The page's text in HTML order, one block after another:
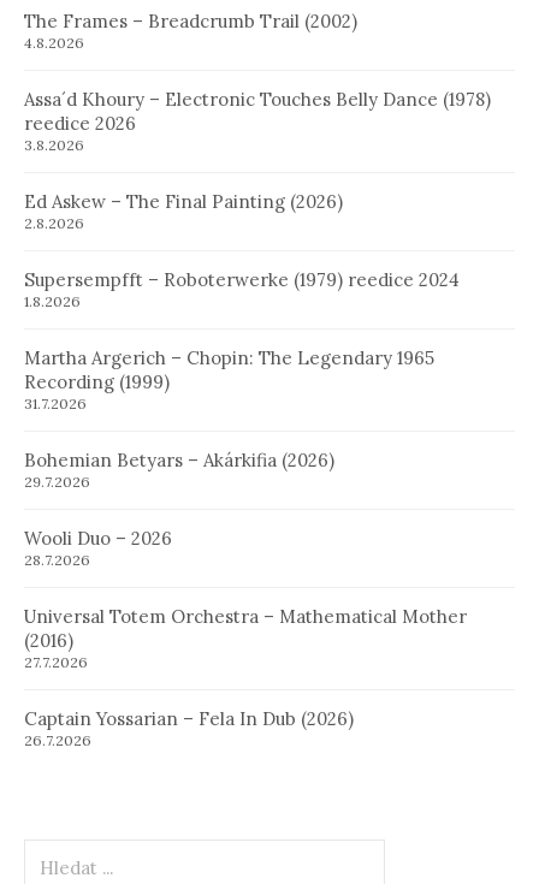
The Frames – Breadcrumb Trail (2002)
4.8.2026
Assa´d Khoury – Electronic Touches Belly Dance (1978)
reedice 2026
3.8.2026
Ed Askew – The Final Painting (2026)
2.8.2026
Supersempfft – Roboterwerke (1979) reedice 2024
1.8.2026
Martha Argerich – Chopin: The Legendary 1965
Recording (1999)
31.7.2026
Bohemian Betyars – Akárkifia (2026)
29.7.2026
Wooli Duo – 2026
28.7.2026
Universal Totem Orchestra – Mathematical Mother
(2016)
27.7.2026
Captain Yossarian – Fela In Dub (2026)
26.7.2026